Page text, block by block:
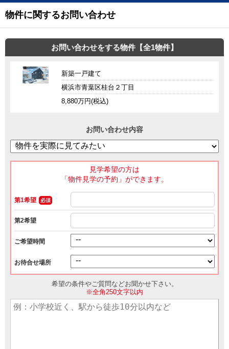
物件に関するお問い合わせ
お問い合わせをする物件【全1物件】
新築一戸建て
横浜市青葉区桂台２丁目
8,880万円(税込)
お問い合わせ内容
見学希望の方は
「物件見学の予約」ができます。
第1希望 必須
第2希望
ご希望時間
お待合せ場所
希望の条件やご質問などお聞かせ下さい。
※全角250文字以内